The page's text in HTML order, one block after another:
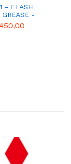
- FLASH
GREASE -
-
XPANDER -